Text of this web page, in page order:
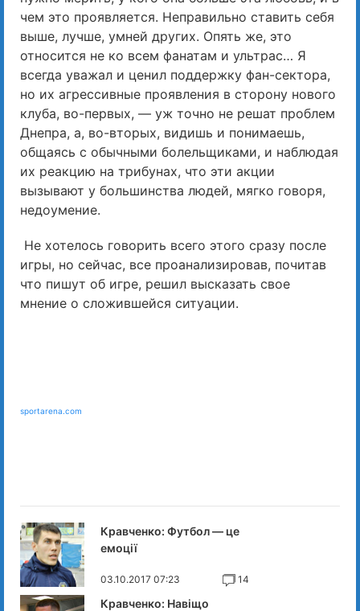
чем это проявляется. Неправильно ставить себя
выше, лучше, умней других. Опять же, это
относится не ко всем фанатам и ультрас… Я
всегда уважал и ценил поддержку фан-сектора,
но их агрессивные проявления в сторону нового
клуба, во-первых, — уж точно не решат проблем
Днепра, а, во-вторых, видишь и понимаешь,
общаясь с обычными болельщиками, и наблюдая
их реакцию на трибунах, что эти акции
вызывают у большинства людей, мягко говоря,
недоумение.
Не хотелось говорить всего этого сразу после
игры, но сейчас, все проанализировав, почитав
что пишут об игре, решил высказать свое
мнение о сложившейся ситуации.
sportarena.com
Кравченко: Футбол — це
емоції
03.10.2017 07:23 14
Кравченко: Навіщо